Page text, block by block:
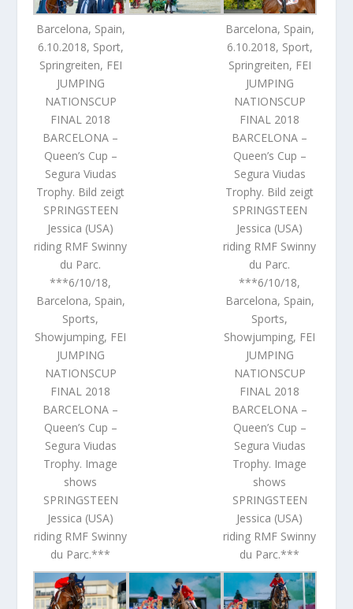
Barcelona, Spain,
6.10.2018, Sport,
Springreiten, FEI
JUMPING
NATIONSCUP
FINAL 2018
BARCELONA –
Queen’s Cup –
Segura Viudas
Trophy. Bild zeigt
SPRINGSTEEN
Jessica (USA)
riding RMF Swinny
du Parc.
***6/10/18,
Barcelona, Spain,
Sports,
Showjumping, FEI
JUMPING
NATIONSCUP
FINAL 2018
BARCELONA –
Queen’s Cup –
Segura Viudas
Trophy. Image
shows
SPRINGSTEEN
Jessica (USA)
riding RMF Swinny
du Parc.***
Barcelona, Spain,
6.10.2018, Sport,
Springreiten, FEI
JUMPING
NATIONSCUP
FINAL 2018
BARCELONA –
Queen’s Cup –
Segura Viudas
Trophy. Bild zeigt
SPRINGSTEEN
Jessica (USA)
riding RMF Swinny
du Parc.
***6/10/18,
Barcelona, Spain,
Sports,
Showjumping, FEI
JUMPING
NATIONSCUP
FINAL 2018
BARCELONA –
Queen’s Cup –
Segura Viudas
Trophy. Image
shows
SPRINGSTEEN
Jessica (USA)
riding RMF Swinny
du Parc.***